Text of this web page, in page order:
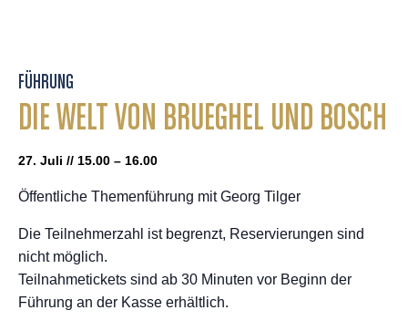
FÜHRUNG
DIE WELT VON BRUEGHEL UND BOSCH
27. Juli // 15.00 – 16.00
Öffentliche Themenführung mit Georg Tilger
Die Teilnehmerzahl ist begrenzt, Reservierungen sind
nicht möglich.
Teilnahmetickets sind ab 30 Minuten vor Beginn der
Führung an der Kasse erhältlich.